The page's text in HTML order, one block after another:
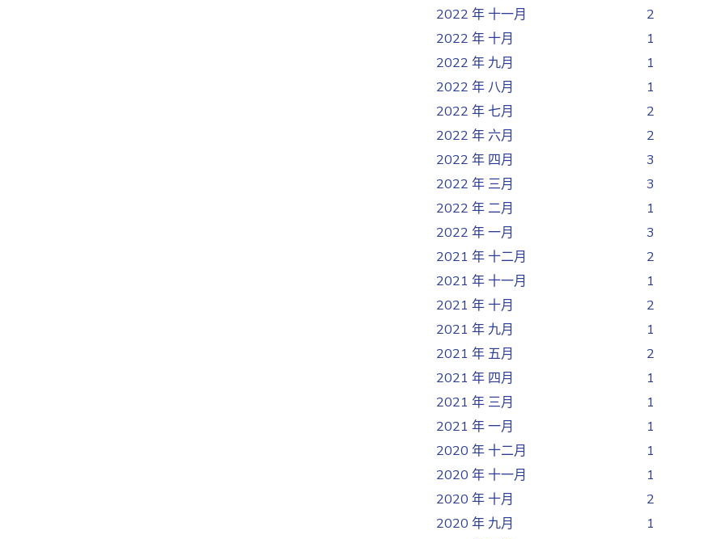
2022 年 十一月
2
2022 年 十月
1
2022 年 九月
1
2022 年 八月
1
2022 年 七月
2
2022 年 六月
2
2022 年 四月
3
2022 年 三月
3
2022 年 二月
1
2022 年 一月
3
2021 年 十二月
2
2021 年 十一月
1
2021 年 十月
2
2021 年 九月
1
2021 年 五月
2
2021 年 四月
1
2021 年 三月
1
2021 年 一月
1
2020 年 十二月
1
2020 年 十一月
1
2020 年 十月
2
2020 年 九月
1